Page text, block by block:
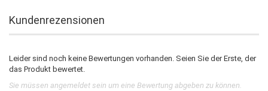
Kundenrezensionen
Leider sind noch keine Bewertungen vorhanden. Seien Sie der Erste, der
das Produkt bewertet.
Sie müssen angemeldet sein um eine Bewertung abgeben zu können.